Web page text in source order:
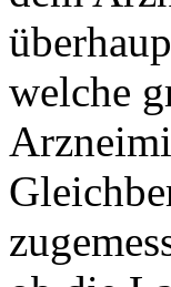
welche